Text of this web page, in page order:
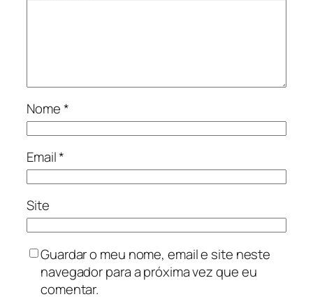
Nome*
Email*
Site
Guardar o meu nome, email e site neste
navegador para a próxima vez que eu
comentar.